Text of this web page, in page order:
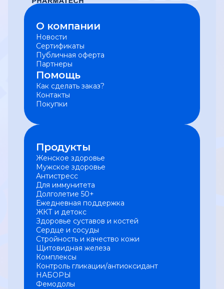
О компании
Новости
Сертификаты
Публичная оферта
Партнеры
Помощь
Как сделать заказ?
Контакты
Покупки
Продукты
Женское здоровье
Мужское здоровье
Антистресс
Для иммунитета
Долголетие 50+
Ежедневная поддержка
ЖКТ и детокс
Здоровье суставов и костей
Сердце и сосуды
Стройность и качество кожи
Щитовидная железа
Комплексы
Контроль гликации/антиоксидант
НАБОРЫ
Фемодолы